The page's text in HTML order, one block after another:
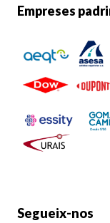
Empreses
Segueix-nos